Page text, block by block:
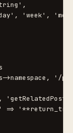
'week',
>namespace, '/